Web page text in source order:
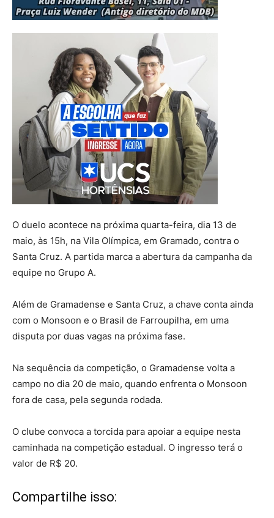
O duelo acontece na próxima quarta-feira, dia 13 de
maio, às 15h, na Vila Olímpica, em Gramado, contra o
Santa Cruz. A partida marca a abertura da campanha da
equipe no Grupo A.
Além de Gramadense e Santa Cruz, a chave conta ainda
com o Monsoon e o Brasil de Farroupilha, em uma
disputa por duas vagas na próxima fase.
Na sequência da competição, o Gramadense volta a
campo no dia 20 de maio, quando enfrenta o Monsoon
fora de casa, pela segunda rodada.
O clube convoca a torcida para apoiar a equipe nesta
caminhada na competição estadual. O ingresso terá o
valor de R$ 20.
Compartilhe isso: